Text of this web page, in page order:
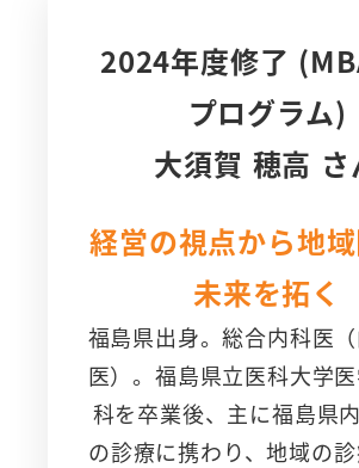
2024年度修了
プログラム)
大須賀 穂高
経営の視点から地
未来を拓く
福島県出身。総合内科医
医）。福島県立医科大学
科を卒業後、主に福島県
の診療に携わり、地域の